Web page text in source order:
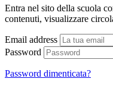
Entra nel sito della scuola
contenuti, visualizzare
Email address
Password
Password dimenticata?